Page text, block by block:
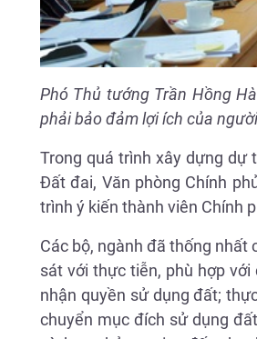
Phó Thủ tướng Trần Hồng
phải bảo đảm lợi ích của
Trong quá trình xây dựng dự
Đất đai, Văn phòng Chính
trình ý kiến thành viên Chính
Các bộ, ngành đã thống
sát với thực tiễn, phù hợp
nhận quyền sử dụng đất;
chuyển mục đích sử dụng